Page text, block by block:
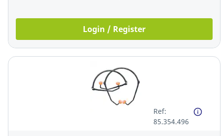
Login / Register
Ref:
85.354.496